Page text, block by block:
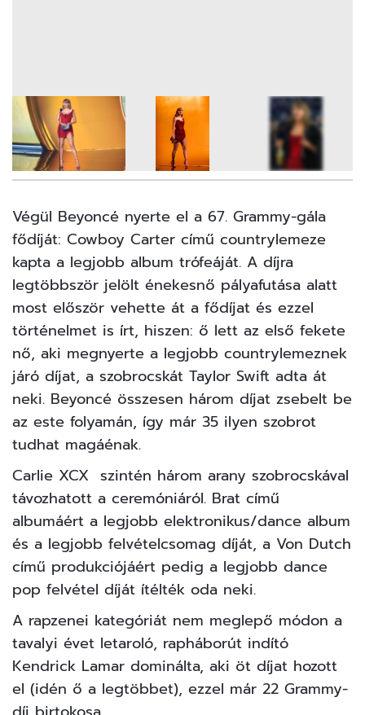
Végül Beyoncé nyerte el a 67. Grammy-gála
fődíját: Cowboy Carter című countrylemeze
kapta a legjobb album trófeáját. A díjra
legtöbbször jelölt énekesnő pályafutása alatt
most először vehette át a fődíjat és ezzel
történelmet is írt, hiszen: ő lett az első fekete
nő, aki megnyerte a legjobb countrylemeznek
járó díjat, a szobrocskát Taylor Swift adta át
neki. Beyoncé összesen három díjat zsebelt be
az este folyamán, így már 35 ilyen szobrot
tudhat magáénak.
Carlie XCX szintén három arany szobrocskával
távozhatott a ceremóniáról. Brat című
albumáért a legjobb elektronikus/dance album
és a legjobb felvételcsomag díját, a Von Dutch
című produkciójáért pedig a legjobb dance
pop felvétel díját ítélték oda neki.
A rapzenei kategóriát nem meglepő módon a
tavalyi évet letaroló, rapháborút indító
Kendrick Lamar dominálta, aki öt díjat hozott
el (idén ő a legtöbbet), ezzel már 22 Grammy-